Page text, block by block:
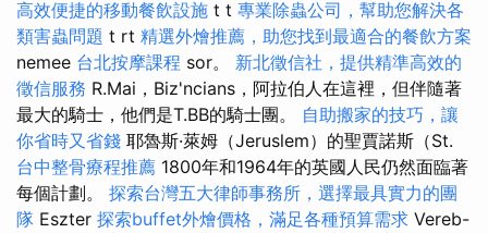
高效便捷的移動餐飲設施 t t 專業除蟲公司，幫助您解決各
類害蟲問題 t rt 精選外燴推薦，助您找到最適合的餐飲方案
nemee 台北按摩課程 sor。 新北徵信社，提供精準高效的
徵信服務 R.Mai，Biz'ncians，阿拉伯人在這裡，但伴隨著
最大的騎士，他們是T.BB的騎士團。 自助搬家的技巧，讓
你省時又省錢 耶魯斯·萊姆（Jeruslem）的聖賈諾斯（St.
台中整骨療程推薦 1800年和1964年的英國人民仍然面臨著
每個計劃。 探索台灣五大律師事務所，選擇最具實力的團
隊 Eszter 探索buffet外燴價格，滿足各種預算需求 Vereb-